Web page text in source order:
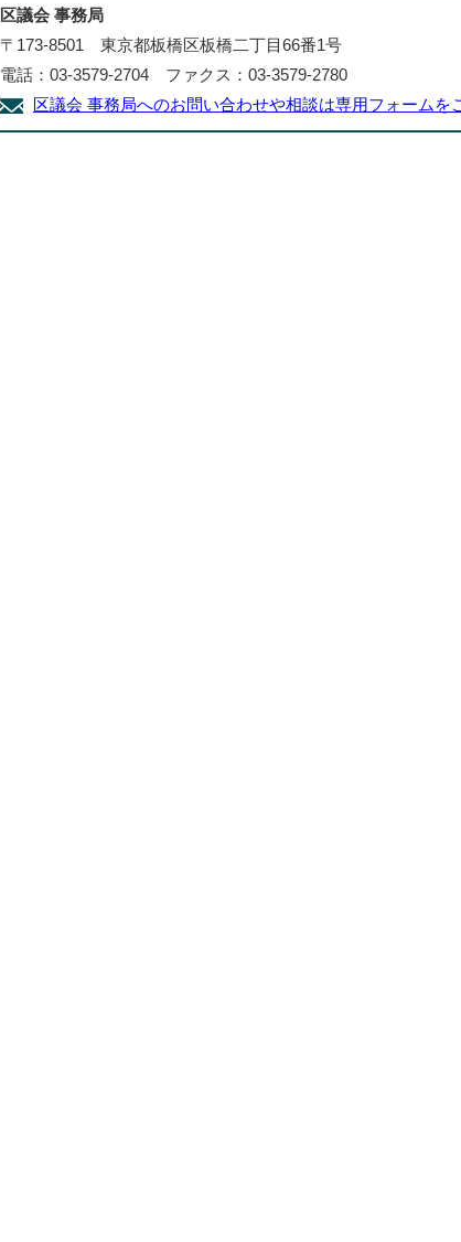
区議会 事務局
〒173-8501 東京都板橋区板橋二丁目66番1号
電話：03-3579-2704 ファクス：03-3579-2780
区議会 事務局へのお問い合わせや相談は専用フォームを